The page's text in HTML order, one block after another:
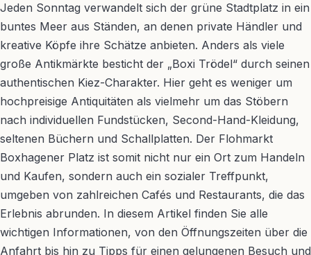
Jeden Sonntag verwandelt sich der grüne Stadtplatz in ein
buntes Meer aus Ständen, an denen private Händler und
kreative Köpfe ihre Schätze anbieten. Anders als viele
große Antikmärkte besticht der „Boxi Trödel“ durch seinen
authentischen Kiez-Charakter. Hier geht es weniger um
hochpreisige Antiquitäten als vielmehr um das Stöbern
nach individuellen Fundstücken, Second-Hand-Kleidung,
seltenen Büchern und Schallplatten. Der Flohmarkt
Boxhagener Platz ist somit nicht nur ein Ort zum Handeln
und Kaufen, sondern auch ein sozialer Treffpunkt,
umgeben von zahlreichen Cafés und Restaurants, die das
Erlebnis abrunden. In diesem Artikel finden Sie alle
wichtigen Informationen, von den Öffnungszeiten über die
Anfahrt bis hin zu Tipps für einen gelungenen Besuch und